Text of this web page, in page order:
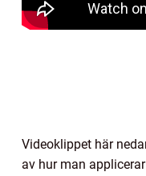
Videoklippet här
av hur man